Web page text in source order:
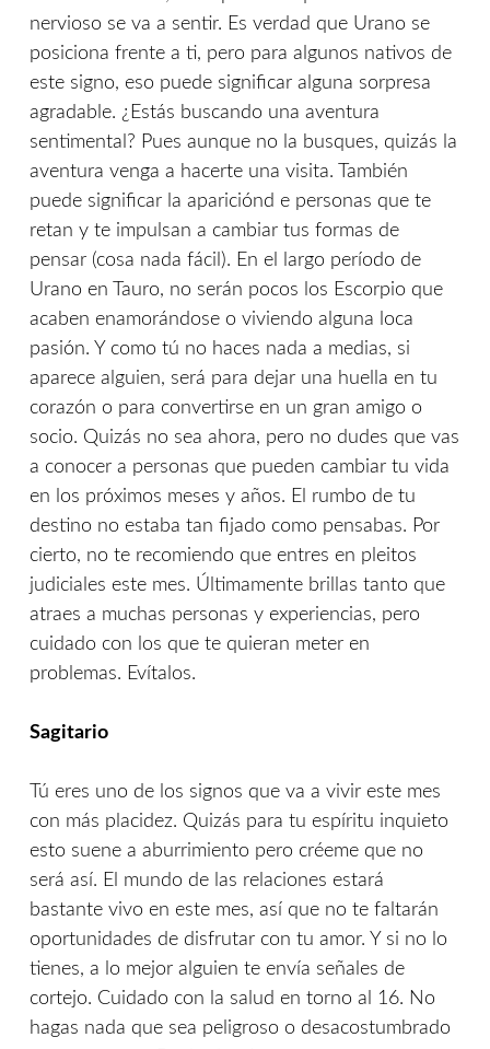
nervioso se va a sentir. Es verdad que Urano se
posiciona frente a ti, pero para algunos nativos de
este signo, eso puede significar alguna sorpresa
agradable. ¿Estás buscando una aventura
sentimental? Pues aunque no la busques, quizás la
aventura venga a hacerte una visita. También
puede significar la apariciónd e personas que te
retan y te impulsan a cambiar tus formas de
pensar (cosa nada fácil). En el largo período de
Urano en Tauro, no serán pocos los Escorpio que
acaben enamorándose o viviendo alguna loca
pasión. Y como tú no haces nada a medias, si
aparece alguien, será para dejar una huella en tu
corazón o para convertirse en un gran amigo o
socio. Quizás no sea ahora, pero no dudes que vas
a conocer a personas que pueden cambiar tu vida
en los próximos meses y años. El rumbo de tu
destino no estaba tan fijado como pensabas. Por
cierto, no te recomiendo que entres en pleitos
judiciales este mes. Últimamente brillas tanto que
atraes a muchas personas y experiencias, pero
cuidado con los que te quieran meter en
problemas. Evítalos.
Sagitario
Tú eres uno de los signos que va a vivir este mes
con más placidez. Quizás para tu espíritu inquieto
esto suene a aburrimiento pero créeme que no
será así. El mundo de las relaciones estará
bastante vivo en este mes, así que no te faltarán
oportunidades de disfrutar con tu amor. Y si no lo
tienes, a lo mejor alguien te envía señales de
cortejo. Cuidado con la salud en torno al 16. No
hagas nada que sea peligroso o desacostumbrado